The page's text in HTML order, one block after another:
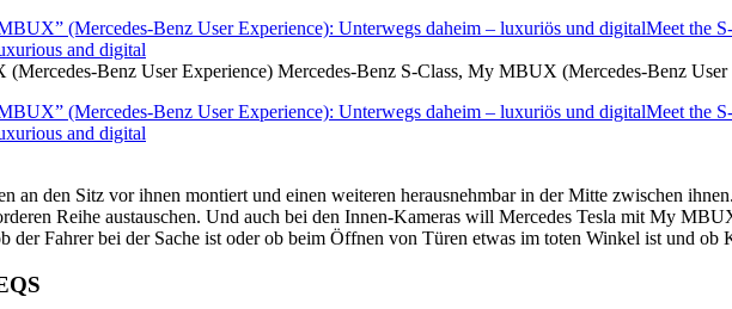
Benz User Experience) Mercedes-Benz S-Class, My MBUX (Mercedes-Benz User
an den Sitz vor ihnen montiert und einen weiteren herausnehmbar in der Mitte zwischen
Reihe austauschen. Und auch bei den Innen-Kameras will Mercedes Tesla mit My
der Fahrer bei der Sache ist oder ob beim Öffnen von Türen etwas im toten Winkel ist und ob